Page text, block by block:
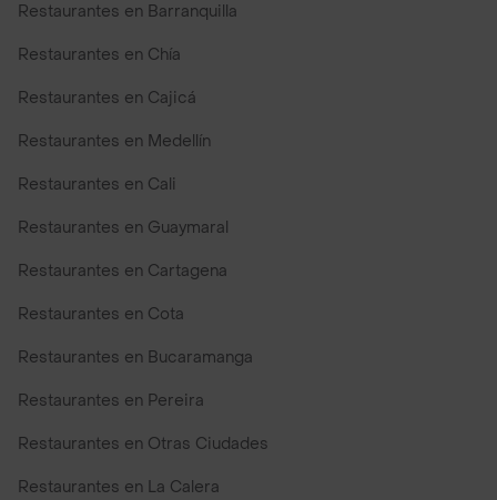
Restaurantes en Barranquilla
Restaurantes en Chía
Restaurantes en Cajicá
Restaurantes en Medellín
Restaurantes en Cali
Restaurantes en Guaymaral
Restaurantes en Cartagena
Restaurantes en Cota
Restaurantes en Bucaramanga
Restaurantes en Pereira
Restaurantes en Otras Ciudades
Restaurantes en La Calera